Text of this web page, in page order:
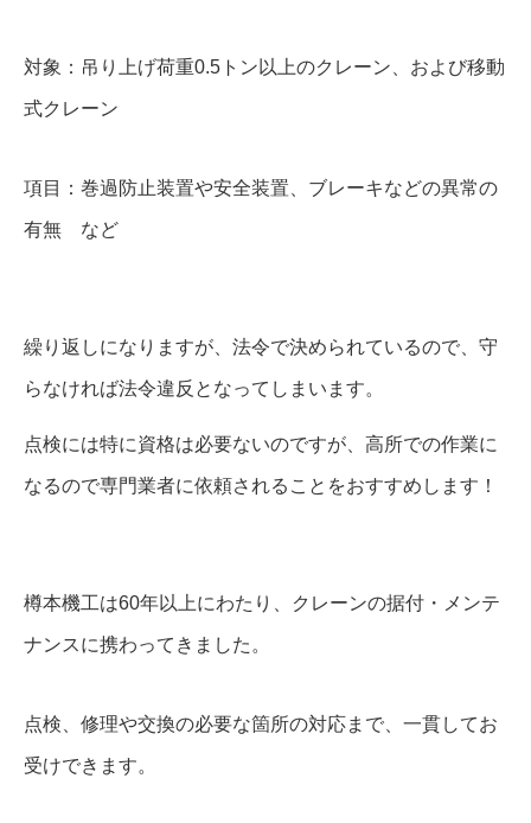
対象：吊り上げ荷重0.5トン以上のクレーン、および移動
式クレーン
項目：巻過防止装置や安全装置、ブレーキなどの異常の
有無 など
繰り返しになりますが、法令で決められているので、守
らなければ法令違反となってしまいます。
点検には特に資格は必要ないのですが、高所での作業に
なるので専門業者に依頼されることをおすすめします！
樽本機工は60年以上にわたり、クレーンの据付・メンテ
ナンスに携わってきました。
点検、修理や交換の必要な箇所の対応まで、一貫してお
受けできます。